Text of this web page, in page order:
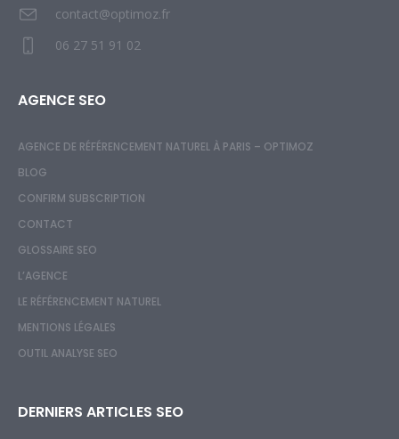
contact@optimoz.fr
06 27 51 91 02
AGENCE SEO
AGENCE DE RÉFÉRENCEMENT NATUREL À PARIS – OPTIMOZ
BLOG
CONFIRM SUBSCRIPTION
CONTACT
GLOSSAIRE SEO
L’AGENCE
LE RÉFÉRENCEMENT NATUREL
MENTIONS LÉGALES
OUTIL ANALYSE SEO
DERNIERS ARTICLES SEO